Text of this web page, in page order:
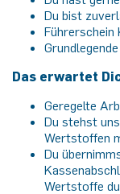
Du bist
Führerschein
Das erwartet
Geregelte
Du stehst
Wertstoffen
Du
Wertstoffe